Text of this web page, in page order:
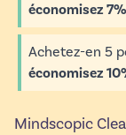
économisez 7%
Achetez-en 5
économisez 10
Mindscopic